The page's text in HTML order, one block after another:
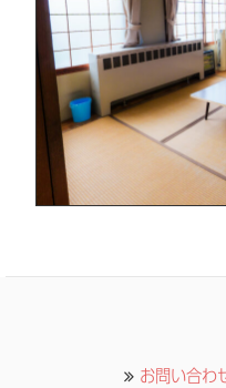
お問い合わ